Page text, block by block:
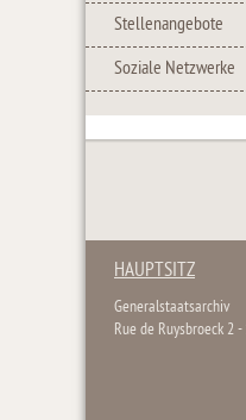
Stellenangebote
Soziale Netzwerke
HAUPTSITZ
Generalstaatsarchiv
Rue de Ruysbroeck 2